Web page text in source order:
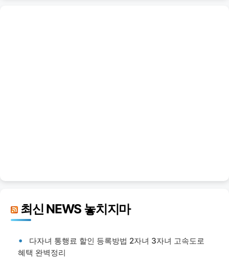
최신 NEWS 놓치지마
다자녀 통행료 할인 등록방법 2자녀 3자녀 고속도로
혜택 완벽정리